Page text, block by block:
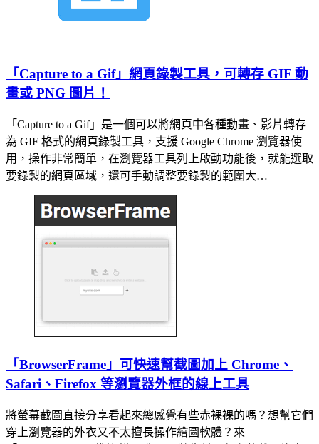
「Capture to a Gif」網頁錄製工具，可轉存 GIF 動
畫或 PNG 圖片！
「Capture to a Gif」是一個可以將網頁中各種動畫、影片轉存
為 GIF 格式的網頁錄製工具，支援 Google Chrome 瀏覽器使
用，操作非常簡單，在瀏覽器工具列上啟動功能後，就能選取
要錄製的網頁區域，還可手動調整要錄製的範圍大…
「BrowserFrame」可快速幫截圖加上 Chrome、
Safari、Firefox 等瀏覽器外框的線上工具
將螢幕截圖直接分享看起來總感覺有些赤裸裸的嗎？想幫它們
穿上瀏覽器的外衣又不太擅長操作繪圖軟體？來